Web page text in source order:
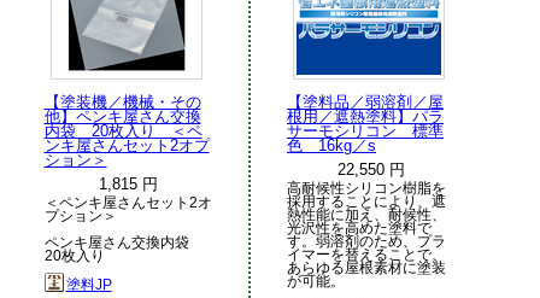
【塗装機／機械・その
他】ペンキ屋さん交換
内袋 20枚入り ＜ペ
ンキ屋さんセット2オプ
ション＞
1,815 円
＜ペンキ屋さんセット2オ
プション＞
ペンキ屋さん交換内袋
20枚入り
塗料JP
【塗料品／弱溶剤／屋
根用／遮熱塗料】パラ
サーモシリコン 標準
色 16kg／s
22,550 円
高耐候性シリコン樹脂を
採用することにより、遮
熱性能に加え、耐候性、
光沢性を高めた塗料で
す。弱溶剤のため、プラ
イマーを替えることで、
あらゆる屋根素材に塗装
が可能。